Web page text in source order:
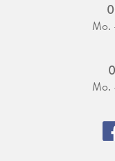
Mo.
Mo.